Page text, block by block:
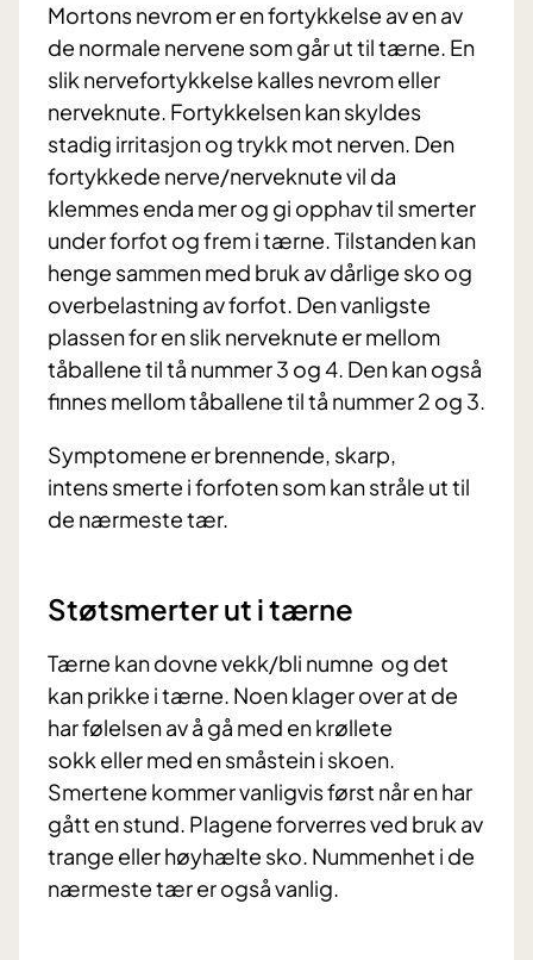
Mortons nevrom er en fortykkelse av en av
de normale nervene som går ut til tærne. En
slik nervefortykkelse kalles nevrom eller
nerveknute. Fortykkelsen kan skyldes
stadig irritasjon og trykk mot nerven. Den
fortykkede nerve/nerveknute vil da
klemmes enda mer og gi opphav til smerter
under forfot og frem i tærne. Tilstanden kan
henge sammen med bruk av dårlige sko og
overbelastning av forfot. Den vanligste
plassen for en slik nerveknute er mellom
tåballene til tå nummer 3 og 4. Den kan også
finnes mellom tåballene til tå nummer 2 og 3.
Symptomene er brennende, skarp,
intens smerte i forfoten som kan stråle ut til
de nærmeste tær.
Støtsmerter ut i tærne
Tærne kan dovne vekk/bli numne og det
kan prikke i tærne. Noen klager over at de
har følelsen av å gå med en krøllete
sokk eller med en småstein i skoen.
Smertene kommer vanligvis først når en har
gått en stund. Plagene forverres ved bruk av
trange eller høyhælte sko. Nummenhet i de
nærmeste tær er også vanlig.